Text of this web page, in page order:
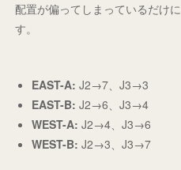
配置が偏ってしまっているだけ
す。
EAST-A: J2→7、J3→3
EAST-B: J2→6、J3→4
WEST-A: J2→4、J3→6
WEST-B: J2→3、J3→7